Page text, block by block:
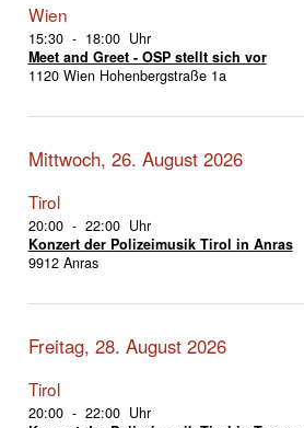
Wien
15:30 - 18:00 Uhr
Meet and Greet - OSP stellt sich vor
1120 Wien Hohenbergstraße 1a
Mittwoch, 26. August 2026
Tirol
20:00 - 22:00 Uhr
Konzert der Polizeimusik Tirol in Anras
9912 Anras
Freitag, 28. August 2026
Tirol
20:00 - 22:00 Uhr